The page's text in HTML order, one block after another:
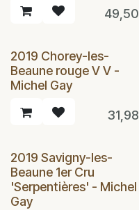
49,50
2019 Chorey-les-
Beaune rouge V V -
Michel Gay
31,98
2019 Savigny-les-
Beaune 1er Cru
'Serpentières' - Michel
Gay